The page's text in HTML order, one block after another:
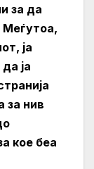
за да
Меѓутоа,
ја
ја
за нив
кое беа